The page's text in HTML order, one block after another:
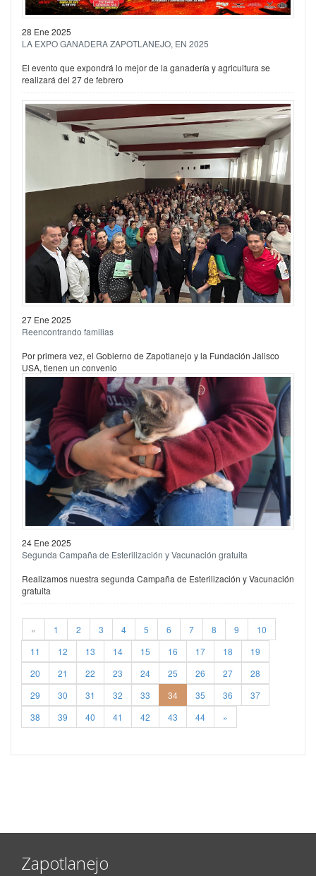
28 Ene 2025
LA EXPO GANADERA ZAPOTLANEJO, EN 2025
El evento que expondrá lo mejor de la ganadería y agricultura se
realizará del 27 de febrero
27 Ene 2025
Reencontrando familias
Por primera vez, el Gobierno de Zapotlanejo y la Fundación Jalisco
USA, tienen un convenio
24 Ene 2025
Segunda Campaña de Esterilización y Vacunación gratuita
Realizamos nuestra segunda Campaña de Esterilización y Vacunación
gratuita
« 1 2 3 4 5 6 7 8 9
10
11
12 13 14 15 16 17 18
19
20
21 22 23 24 25 26 27
28
29
30 31 32 33 34 35 36
37
38
39 40 41 42 43 44 »
Zapotlanejo